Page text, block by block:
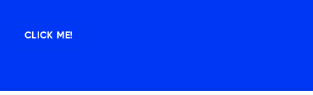
CLICK ME!